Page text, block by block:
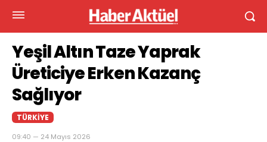
Yeşil Altın Taze Yaprak
Üreticiye Erken Kazanç
Sağlıyor
TÜRKIYE
09:40 — 24 Mayıs 2026